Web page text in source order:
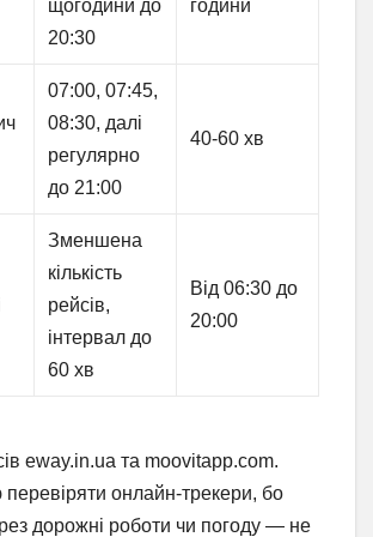
щогодини до
20:30
години
07:00, 07:45,
08:30, далі
регулярно
до 21:00
40-60 хв
Зменшена
кількість
рейсів,
інтервал до
60 хв
Від 06:30 до
20:00
eway.in.ua та moovitapp.com.
онлайн-трекери, бо
дорожні роботи чи погоду — не